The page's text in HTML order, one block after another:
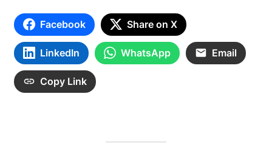
Facebook Share on X
LinkedIn WhatsApp Email
Copy Link